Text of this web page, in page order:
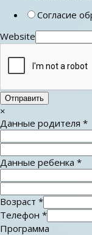
Согласие
Website
Отправить
×
Данные родителя *
Данные ребенка *
Возраст *
Телефон *
Программа